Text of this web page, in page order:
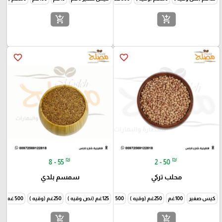
add_shopping_cart
add_shopping_cart
favorite_border
2 - 50 ₪
محلب تركي
كيس صغير 100غم 250غم (وقيه ) 500 غم ( نص كيلو )
add_shopping_cart
favorite_border
8 - 55 ₪
سمسم بلدي
125غم (نص وقيه ) 250غم (وقيه ) 500 غم ( نص كيلو )
add_shopping_cart